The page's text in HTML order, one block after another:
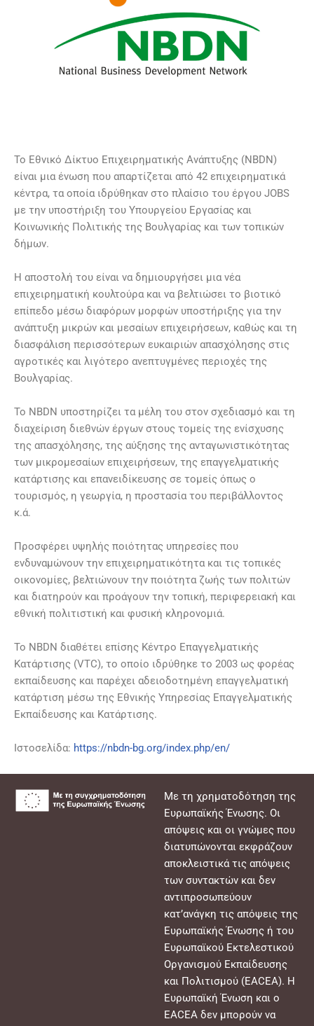
Το Εθνικό Δίκτυο Επιχειρηματικής Ανάπτυξης (NBDN)
είναι μια ένωση που απαρτίζεται από 42 επιχειρηματικά
κέντρα, τα οποία ιδρύθηκαν στο πλαίσιο του έργου JOBS
με την υποστήριξη του Υπουργείου Εργασίας και
Κοινωνικής Πολιτικής της Βουλγαρίας και των τοπικών
δήμων.
Η αποστολή του είναι να δημιουργήσει μια νέα
επιχειρηματική κουλτούρα και να βελτιώσει το βιοτικό
επίπεδο μέσω διαφόρων μορφών υποστήριξης για την
ανάπτυξη μικρών και μεσαίων επιχειρήσεων, καθώς και τη
διασφάλιση περισσότερων ευκαιριών απασχόλησης στις
αγροτικές και λιγότερο ανεπτυγμένες περιοχές της
Βουλγαρίας.
Το NBDN υποστηρίζει τα μέλη του στον σχεδιασμό και τη
διαχείριση διεθνών έργων στους τομείς της ενίσχυσης
της απασχόλησης, της αύξησης της ανταγωνιστικότητας
των μικρομεσαίων επιχειρήσεων, της επαγγελματικής
κατάρτισης και επανειδίκευσης σε τομείς όπως ο
τουρισμός, η γεωργία, η προστασία του περιβάλλοντος
κ.ά.
Προσφέρει υψηλής ποιότητας υπηρεσίες που
ενδυναμώνουν την επιχειρηματικότητα και τις τοπικές
οικονομίες, βελτιώνουν την ποιότητα ζωής των πολιτών
και διατηρούν και προάγουν την τοπική, περιφερειακή και
εθνική πολιτιστική και φυσική κληρονομιά.
Το NBDN διαθέτει επίσης Κέντρο Επαγγελματικής
Κατάρτισης (VTC), το οποίο ιδρύθηκε το 2003 ως φορέας
εκπαίδευσης και παρέχει αδειοδοτημένη επαγγελματική
κατάρτιση μέσω της Εθνικής Υπηρεσίας Επαγγελματικής
Εκπαίδευσης και Κατάρτισης.
Ιστοσελίδα: https://nbdn-bg.org/index.php/en/
Με τη χρηματοδότηση της
Ευρωπαϊκής Ένωσης. Οι
απόψεις και οι γνώμες που
διατυπώνονται εκφράζουν
αποκλειστικά τις απόψεις
των συντακτών και δεν
αντιπροσωπεύουν
κατ’ανάγκη τις απόψεις της
Ευρωπαϊκής Ένωσης ή του
Ευρωπαϊκού Εκτελεστικού
Οργανισμού Εκπαίδευσης
και Πολιτισμού (EACEA). Η
Ευρωπαϊκή Ένωση και ο
EACEA δεν μπορούν να
Με τη χρηματοδότηση της
Ευρωπαϊκής Ένωσης. Οι
απόψεις και οι γνώμες που
διατυπώνονται εκφράζουν
αποκλειστικά τις απόψεις
των συντακτών και δεν
αντιπροσωπεύουν
κατ’ανάγκη τις απόψεις της
Ευρωπαϊκής Ένωσης ή του
Ευρωπαϊκού Εκτελεστικού
Οργανισμού Εκπαίδευσης
και Πολιτισμού (EACEA). Η
Ευρωπαϊκή Ένωση και ο